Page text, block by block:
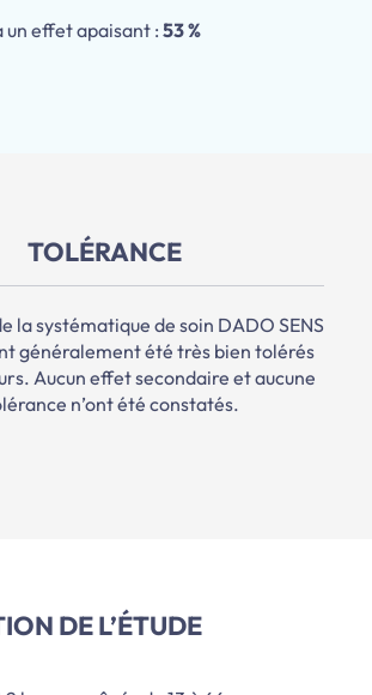
un effet apaisant : 53 %
TOLÉRANCE
la systématique de soin DADO SENS
généralement été très bien tolérés
Aucun effet secondaire et aucune
n’ont été constatés.
DE L’ÉTUDE